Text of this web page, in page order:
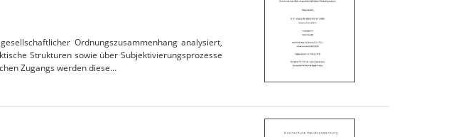
Ordnungszusammenhang analysiert,
Strukturen sowie über Subjektivierungsprozesse
Zugangs werden diese…